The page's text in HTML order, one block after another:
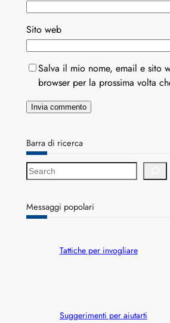
Sito web
Salva il mio nome, email e sito
browser per la prossima volta
Barra di ricerca
S
e
r
c
Messaggi popolari
Tattiche per invogliare
Suggerimenti per aiutarti